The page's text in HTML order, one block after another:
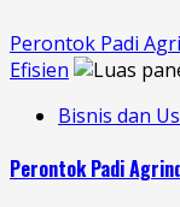
Perontok Padi
Efisien
Bisnis dan
Perontok Padi